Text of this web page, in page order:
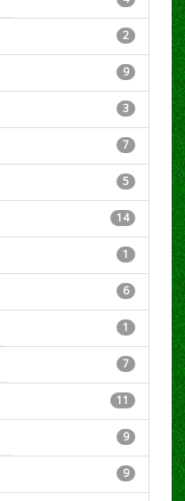
2
9
3
7
5
14
1
6
1
7
11
9
9